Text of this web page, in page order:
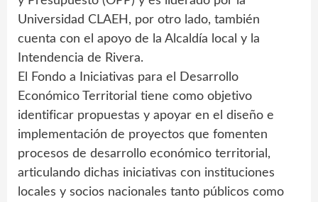
Universidad CLAEH, por otro lado, también
cuenta con el apoyo de la Alcaldía local y la
Intendencia de Rivera.
El Fondo a Iniciativas para el Desarrollo
Económico Territorial tiene como objetivo
identificar propuestas y apoyar en el diseño e
implementación de proyectos que fomenten
procesos de desarrollo económico territorial,
articulando dichas iniciativas con instituciones
locales y socios nacionales tanto públicos como